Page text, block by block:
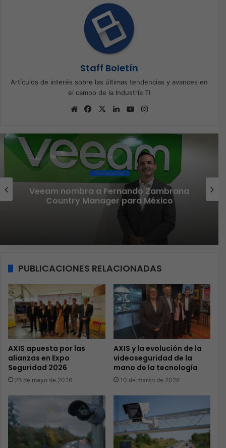
Staff Boletín
Artículos de interés sobre las últimas tendencias y avances en
el campo de la Industria TI
Sitio
Facebook
X LinkedInYouTube
Ciberseguridad
Veeam nombra a Fernando Zambrana
Country Manager para México
PUBLICACIONES RELACIONADAS
AXIS apuesta por las
alianzas en Expo
Seguridad 2026
28 de mayo de 2026
AXIS y la evolución de la
videoseguridad de la
mano de la tecnología
10 de marzo de 2026